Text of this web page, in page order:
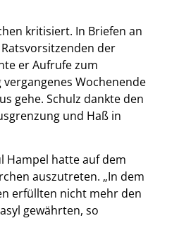
kritisiert. In Briefen an
der
er Aufrufe zum
Wochenende
gehe. Schulz dankte den
und Haß in
Hampel hatte auf dem
auszutreten. „In dem
erfüllten nicht mehr den
gewährten, so